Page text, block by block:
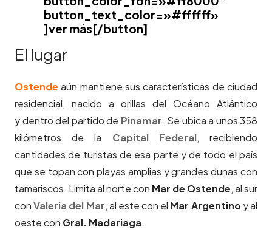
button_text_color=»#ffffff»
]ver más[/button]
El lugar
Ostende aún mantiene sus características de ciudad
residencial, nacido a orillas del Océano Atlántico
y dentro del partido de Pinamar. Se ubica a unos 358
kilómetros de la Capital Federal, recibiendo
cantidades de turistas de esa parte y de todo el país
que se topan con playas amplias y grandes dunas con
tamariscos. Limita al norte con Mar de Ostende, al sur
conValeria del Mar, al este con el Mar Argentinoy al
oeste con Gral. Madariaga.